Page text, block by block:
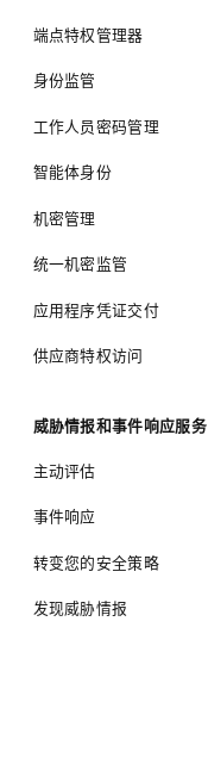
端点特权管理器
身份监管
工作人员密码管理
智能体身份
机密管理
统一机密监管
应用程序凭证交付
供应商特权访问
威胁情报和事件响应服务
主动评估
事件响应
转变您的安全策略
发现威胁情报